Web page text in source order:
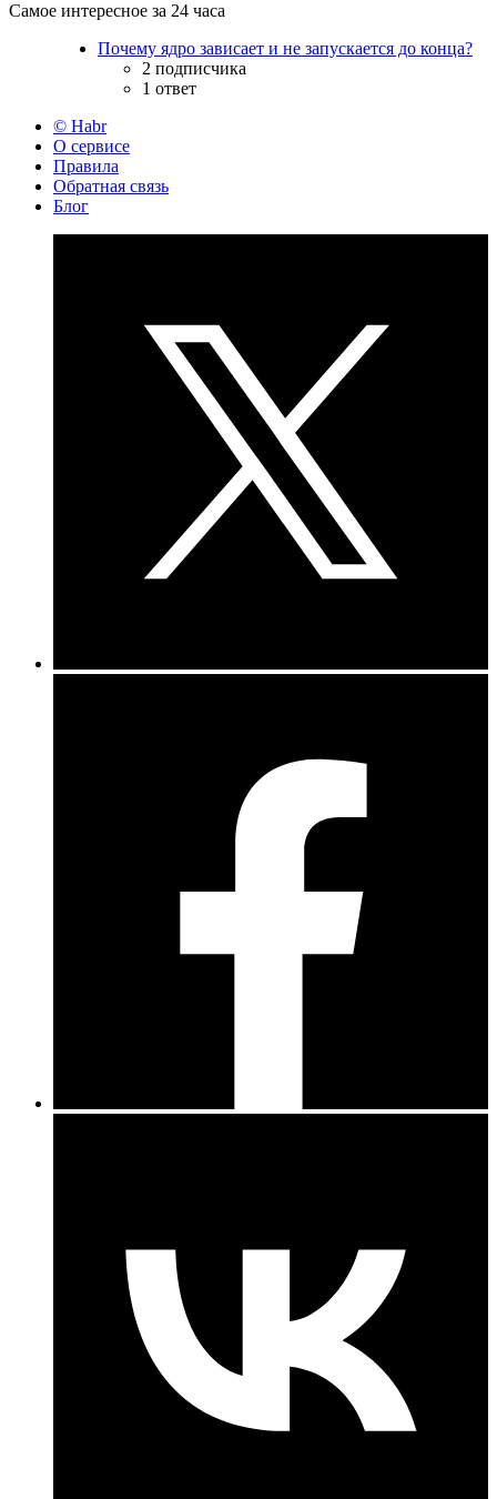
Самое интересное за 24 часа
Почему ядро зависает и не запускается до конца?
2 подписчика
1 ответ
© Habr
О сервисе
Правила
Обратная связь
Блог